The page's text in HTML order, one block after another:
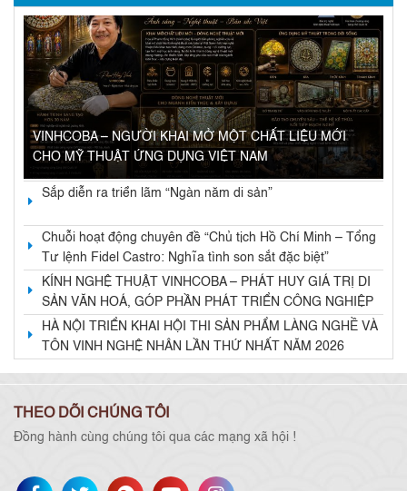
VINHCOBA – NGƯỜI KHAI MỞ MỘT CHẤT LIỆU MỚI
CHO MỸ THUẬT ỨNG DỤNG VIỆT NAM
Sắp diễn ra triển lãm “Ngàn năm di sản”
Chuỗi hoạt động chuyên đề “Chủ tịch Hồ Chí Minh – Tổng
Tư lệnh Fidel Castro: Nghĩa tình son sắt đặc biệt”
KÍNH NGHỆ THUẬT VINHCOBA – PHÁT HUY GIÁ TRỊ DI
SẢN VĂN HOÁ, GÓP PHẦN PHÁT TRIỂN CÔNG NGHIỆP
VĂN HOÁ VÀ KINH TẾ DI SẢN
HÀ NỘI TRIỂN KHAI HỘI THI SẢN PHẨM LÀNG NGHỀ VÀ
TÔN VINH NGHỆ NHÂN LẦN THỨ NHẤT NĂM 2026
THEO DÕI CHÚNG TÔI
Đồng hành cùng chúng tôi qua các mạng xã hội !